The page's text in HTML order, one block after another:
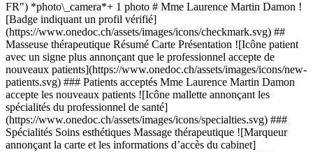
FR") *photo\_camera*+ 1 photo # Mme Laurence Martin Damon !
[Badge indiquant un profil vérifié]
(https://www.onedoc.ch/assets/images/icons/checkmark.svg) ##
Masseuse thérapeutique Résumé Carte Présentation ![Icône patient
avec un signe plus annonçant que le professionnel accepte de
nouveaux patients](https://www.onedoc.ch/assets/images/icons/new-
patients.svg) ### Patients acceptés Mme Laurence Martin Damon
accepte les nouveaux patients ![Icône mallette annonçant les
spécialités du professionnel de santé]
(https://www.onedoc.ch/assets/images/icons/specialties.svg) ###
Spécialités Soins esthétiques Massage thérapeutique ![Marqueur
annonçant la carte et les informations d’accès du cabinet]